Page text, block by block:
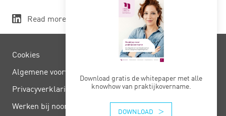
Download gratis de whitepaper met alle
knowhow van praktijkovername.
DOWNLOAD
Read more
Cookies
Algemene voorwaarden
Privacy­verklaring
Werken bij noord negentig